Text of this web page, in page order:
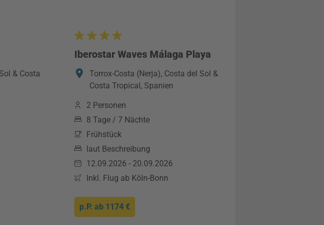
& Costa
Iberostar Waves Málaga Playa
Torrox-Costa (Nerja), Costa del Sol &
Costa Tropical, Spanien
2 Personen
8 Tage / 7 Nächte
Frühstück
laut Beschreibung
12.09.2026 - 20.09.2026
Inkl. Flug ab Köln-Bonn
p.P. ab 1174 €